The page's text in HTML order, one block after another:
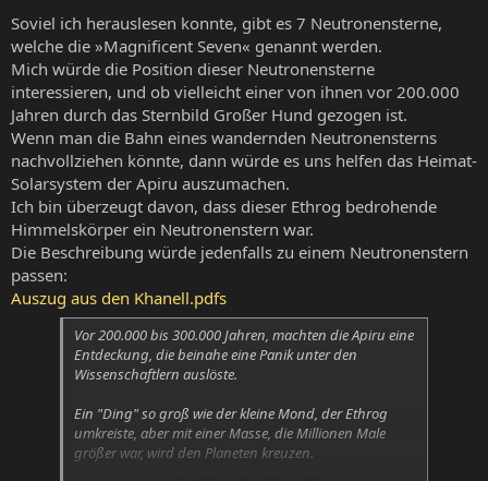
Soviel ich herauslesen konnte, gibt es 7 Neutronensterne,
welche die »Magnificent Seven« genannt werden.
Mich würde die Position dieser Neutronensterne
interessieren, und ob vielleicht einer von ihnen vor 200.000
Jahren durch das Sternbild Großer Hund gezogen ist.
Wenn man die Bahn eines wandernden Neutronensterns
nachvollziehen könnte, dann würde es uns helfen das Heimat-
Solarsystem der Apiru auszumachen.
Ich bin überzeugt davon, dass dieser Ethrog bedrohende
Himmelskörper ein Neutronenstern war.
Die Beschreibung würde jedenfalls zu einem Neutronenstern
passen:
Auszug aus den Khanell.pdfs
Vor 200.000 bis 300.000 Jahren, machten die Apiru eine
Entdeckung, die beinahe eine Panik unter den
Wissenschaftlern auslöste.
Ein "Ding" so groß wie der kleine Mond, der Ethrog
umkreiste, aber mit einer Masse, die Millionen Male
größer war, wird den Planeten kreuzen.